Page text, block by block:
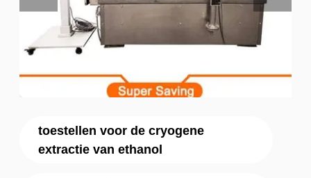
toestellen voor de cryogene
extractie van ethanol